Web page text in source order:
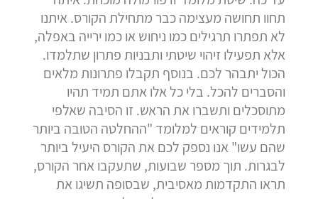
תחוו תחושה מעצימה כבר מתחילת הקורס. איתנו
לא תפתרו תרגילים כמו ניחוש או כמו ירייה באפלה,
אלא תפעילו זיהוי שיטתי ותבניות פתרון שתלמדו.
הכול יתבהר לכם. בנוסף תקבלו פתרונות מלאים
והסברים להכל. בלי כל אלו אתם תמיד תהיו
מתוסכלים ותשברו את הראש. זו הסיבה שאלפי
תלמידים קוראים למלומד "ההחלטה הטובה ביותר
שהם עשו" אנו נספק לכם את הקורס היעיל ביותר
לבגרות. תוך מספר שבועות, שתעקבו אחר הקורס,
תראו התקדמות מאסיבית, שבסופה תשיגו את